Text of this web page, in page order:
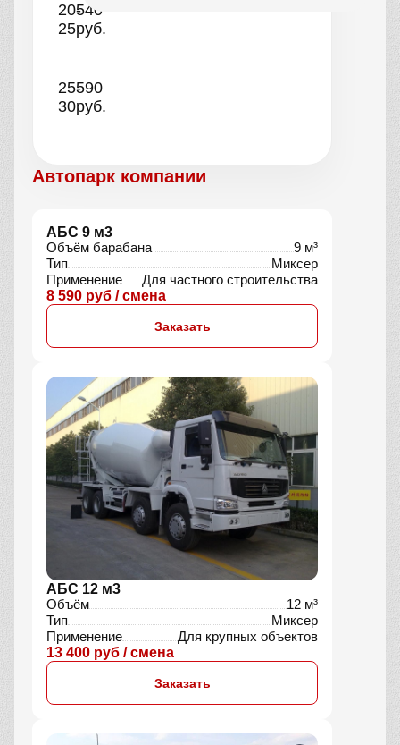
20-
25
540
руб.
25-
30
590
руб.
Автопарк компании
АБС 9 м3
Объём барабана
9 м³
Тип
Миксер
Применение
Для частного строительства
8 590 руб / смена
Заказать